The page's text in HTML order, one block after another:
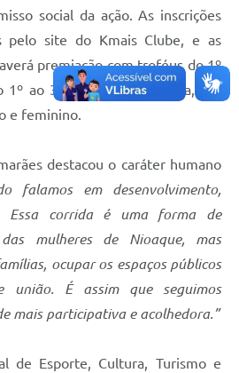
social da ação. As inscrições
pelo site do Kmais Clube, e as
premiação com troféus do 1º
1º ao 3º lugar por categoria, nas
e feminino.
destacou o caráter humano
falamos em desenvolvimento,
Essa corrida é uma forma de
mulheres de Nioaque, mas
ocupar os espaços públicos
união. É assim que seguimos
mais participativa e acolhedora.”
de Esporte, Cultura, Turismo e